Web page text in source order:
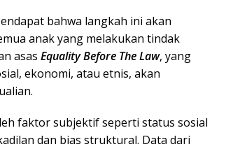
bahwa langkah ini akan
anak yang melakukan tindak
asas Equality Before The Law, yang
ekonomi, atau etnis, akan
faktor subjektif seperti status sosial
dan bias struktural. Data dari